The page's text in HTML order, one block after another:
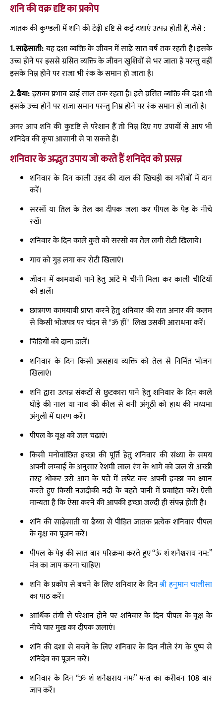
शनि की वक्र दृष्टि का प्रकोप
जातक की कुण्डली में शनि की टेढ़ी दृष्टि से कई दशाएं उत्पन्न होती हैं, जैसे :
1. साढ़ेसाती:यह दशा व्यक्ति के जीवन में साढ़े सात वर्ष तक रहती है। इसके
उच्च होने पर इससे ग्रसित व्यक्ति के जीवन खुशियों से भर जाता है परन्तु वहीं
इसके निम्न होने पर राजा भी रंक के समान हो जाता है।
2. ढैया:इसका प्रभाव ढाई साल तक रहता है। इसे ग्रसित व्यक्ति की दशा भी
इसके उच्च होने पर राजा समान परन्तु निम्न होने पर रंक समान हो जाती है।
अगर आप शनि की कुदृष्टि से परेशान हैं तो निम्न दिए गए उपायों से आप भी
शनिदेव की कृपा आसानी से पा सकते हैं।
शनिवार के अद्भुत उपाय जो करते हैं शनिदेव को प्रसन्न
शनिवार के दिन काली उड़द की दाल की खिचड़ी का गरीबों में दान
करें।
सरसों या तिल के तेल का दीपक जला कर पीपल के पेड़ के नीचे
रखें।
शनिवार के दिन काले कुत्ते को सरसो का तेल लगी रोटी खिलाये।
गाय को गुड़ लगा कर रोटी खिलाएं।
जीवन में कामयाबी पाने हेतु आंटे मे चीनी मिला कर काली चीटियों
को डालें।
छात्रगण कामयाबी प्राप्त करने हेतु शनिवार की रात अनार की कलम
से किसी भोजपत्र पर चंदन से "ॐ हीं" लिख उसकी आराधना करें।
चिड़ियों को दाना डालें।
शनिवार के दिन किसी असहाय व्यक्ति को तेल से निर्मित भोजन
खिलाएं।
शनि द्वारा उत्पन्न संकटों से छुटकारा पाने हेतु शनिवार के दिन काले
घोड़े की नाल या नाव की कील से बनी अंगूठी को हाथ की मध्यमा
अंगुली में धारण करें।
पीपल के वृक्ष को जल चढ़ाएं।
किसी मनोवांछित इच्छा की पूर्ति हेतु शनिवार की संध्या के समय
अपनी लम्बाई के अनुसार रेशमी लाल रंग के धागे को जल से अच्छी
तरह धोकर उसे आम के पत्ते में लपेट कर अपनी इच्छा का ध्यान
करते हुए किसी नजदीकी नदी के बहते पानी में प्रवाहित करें। ऐसी
मान्यता है कि ऐसा करने की आपकी इच्छा जल्दी ही संपन्न होती है।
शनि की साढ़ेसाती या ढैय्या से पीड़ित जातक प्रत्येक शनिवार पीपल
के वृक्ष का पूजन करें।
पीपल के पेड़ की सात बार परिक्रमा करते हुए “ऊं शं शनैश्चराय नम:”
मंत्र का जाप करना चाहिए।
शनि के प्रकोप से बचने के लिए शनिवार के दिनश्री हनुमान चालीसा
का पाठ करें।
आर्थिक तंगी से परेशान होने पर शनिवार के दिन पीपल के वृक्ष के
नीचे चार मुख का दीपक जलाएं।
शनि की दशा से बचने के लिए शनिवार के दिन नीले रंग के पुष्प से
शनिदेव का पूजन करें।
शनिवार के दिन “ॐ शं शनैश्चराय नमः” मन्त्र का करीबन 108 बार
जाप करें।